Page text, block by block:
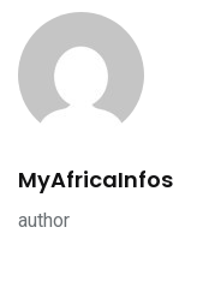
MyAfricaInfos
author